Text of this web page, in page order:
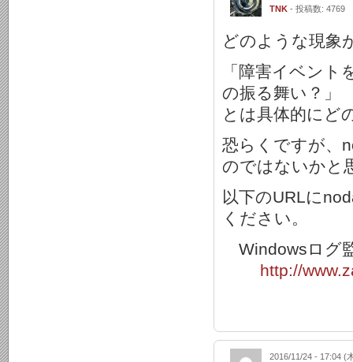
TNK - 投稿数: 4769
どのような現象
「障害イベン
の振る舞い？」
とは具体的にど
恐らくですが、
のではないかと
以下のURLに
ください。
Windowsログ
http://
2016/11/24 - 17:04 (